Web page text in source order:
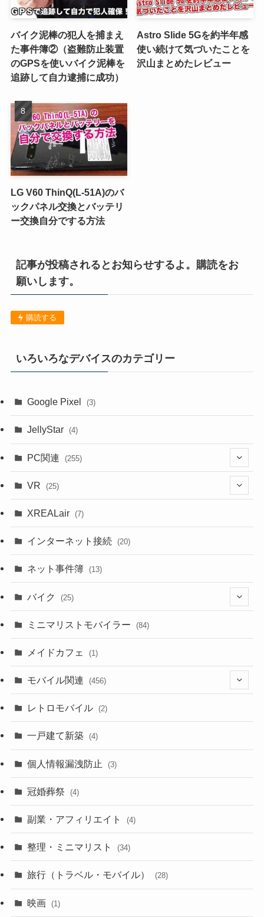
バイク泥棒の犯人を捕まえ
た事件簿②（盗難防止装置
のGPSを使いバイク泥棒を
追跡して自力逮捕に成功）
Astro Slide 5Gを約半年感
使い続けて気づいたことを
沢山まとめたレビュー
LG V60 ThinQ(L-51A)のバ
ックパネル交換とバッテリ
ー交換自分でする方法
記事が投稿されるとお知らせするよ。購読をお
願いします。
購読する
いろいろなデバイスのカテゴリー
Google Pixel (3)
JellyStar (4)
PC関連 (255)
(9)
(1)
(18)
(2)
(10)
(18)
(19)
(6)
(8)
(9)
VR (25)
(18)
(13)
XREALair (7)
インターネット接続 (20)
ネット事件簿 (13)
バイク (25)
(8)
(23)
ミニマリストモバイラー (84)
メイドカフェ (1)
モバイル関連 (456)
(7)
(3)
(3)
レトロモバイル (2)
一戸建て新築 (4)
個人情報漏洩防止 (3)
冠婚葬祭 (4)
副業・アフィリエイト (4)
整理・ミニマリスト (34)
旅行（トラベル・モバイル） (28)
映画 (1)